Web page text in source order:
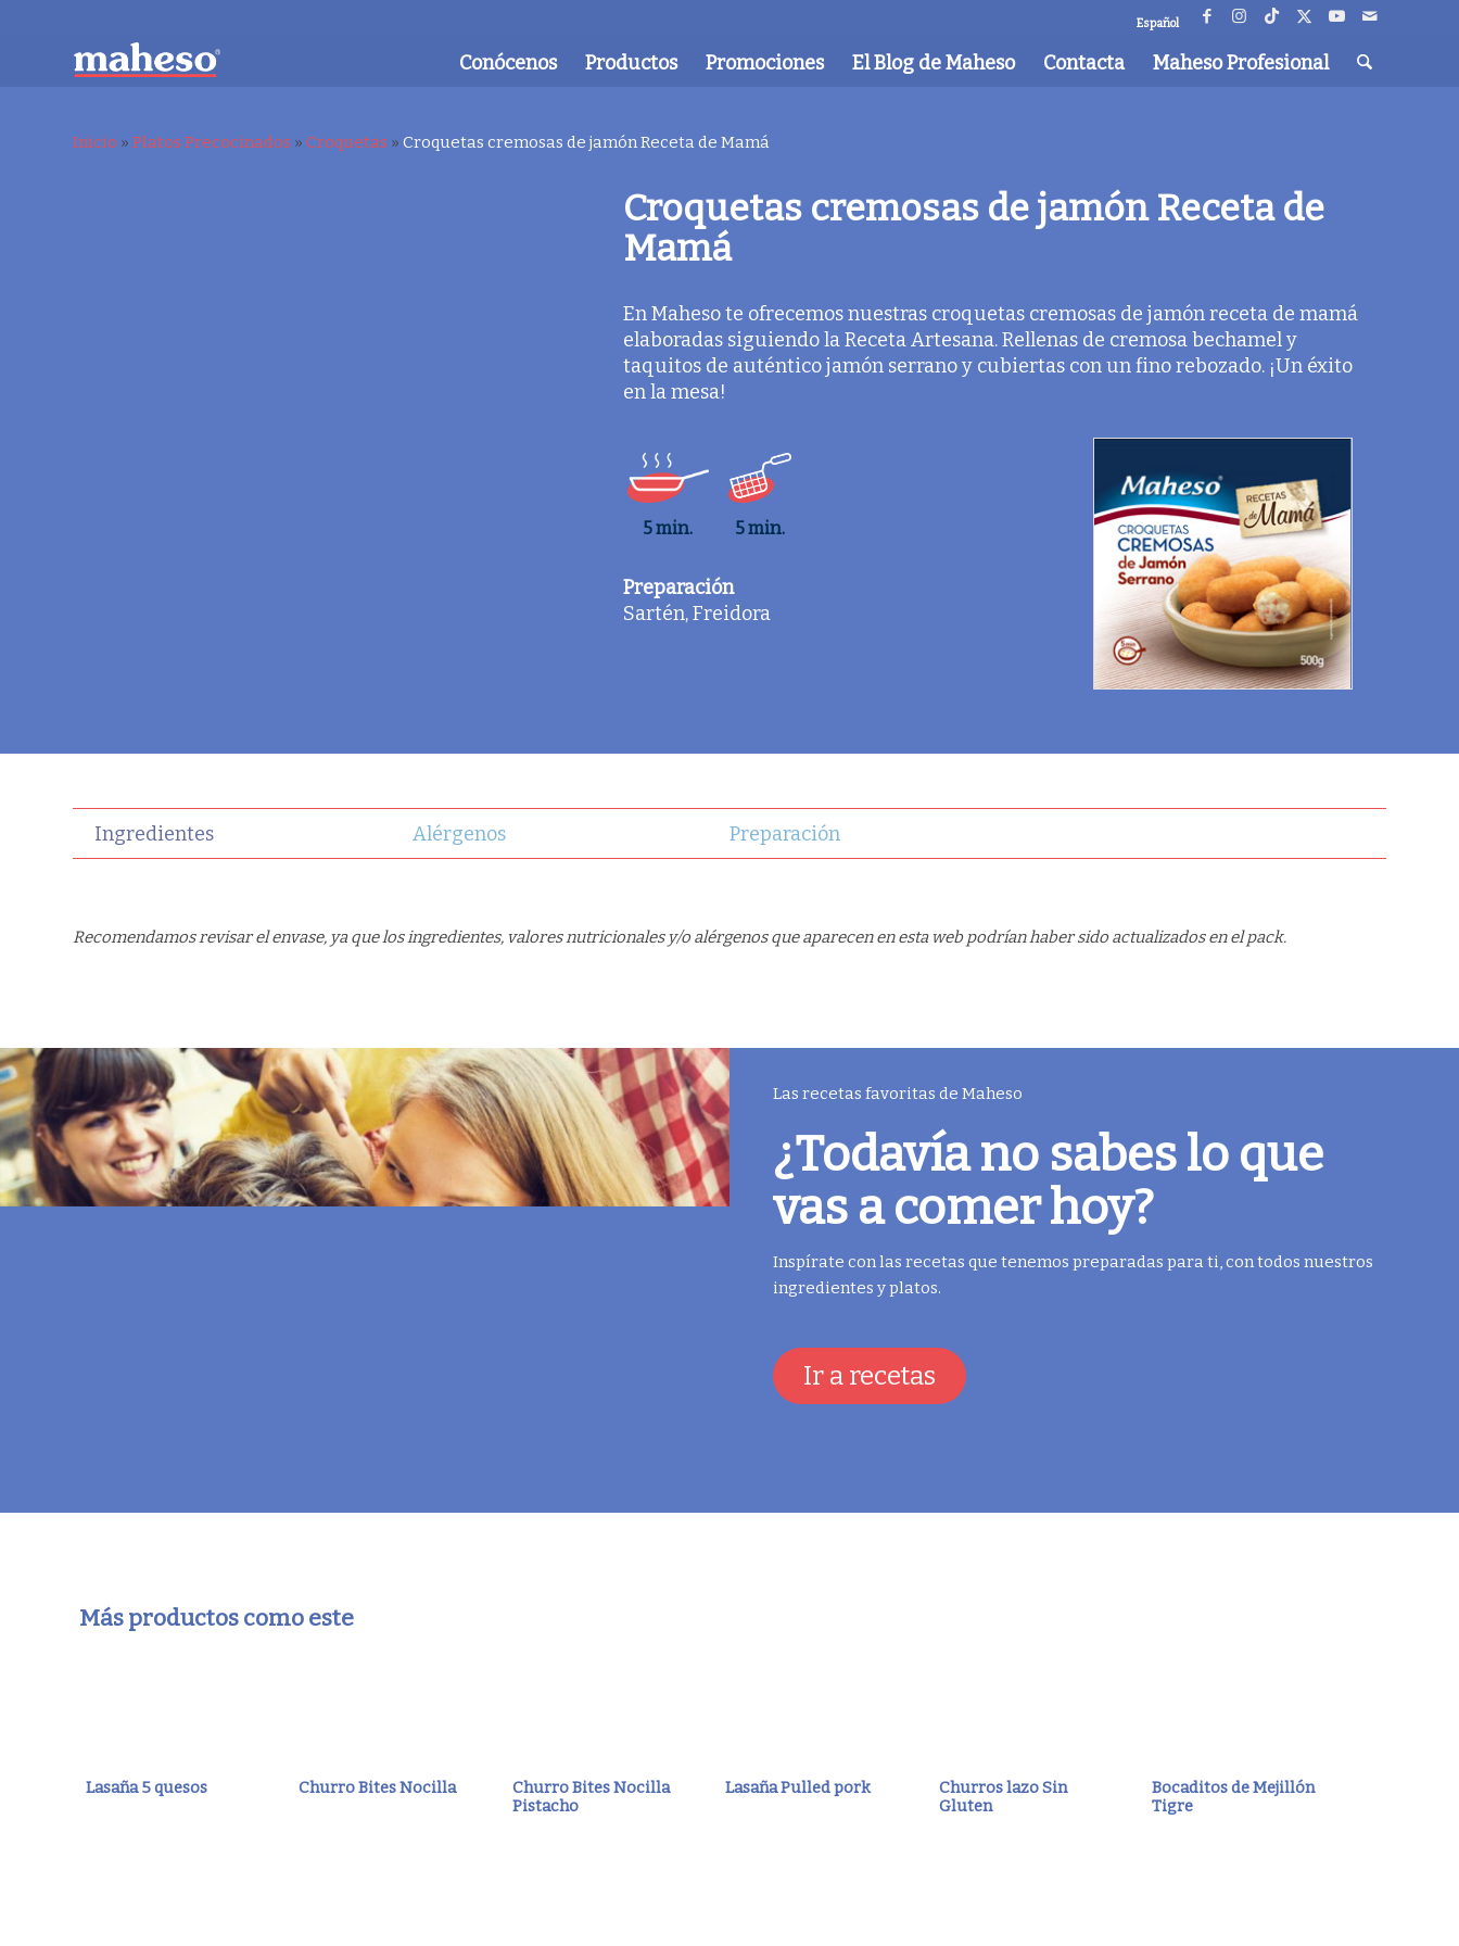
Español
Conócenos Productos Promociones El Blog de Maheso Contacta Maheso Profesional
Inicio » Platos Precocinados » Croquetas » Croquetas cremosas de jamón Receta de Mamá
Croquetas cremosas de jamón Receta de
Mamá
En Maheso te ofrecemos nuestras croquetas cremosas de jamón receta de mamá
elaboradas siguiendo la Receta Artesana. Rellenas de cremosa bechamel y
taquitos de auténtico jamón serrano y cubiertas con un fino rebozado. ¡Un éxito
en la mesa!
5 min. 5 min.
Preparación
Sartén, Freidora
Ingredientes Alérgenos Preparación
Recomendamos revisar el envase, ya que los ingredientes, valores nutricionales y/o alérgenos que aparecen en esta web podrían haber sido actualizados en el pack.
Las recetas favoritas de Maheso
¿Todavía no sabes lo que
vas a comer hoy?
Inspírate con las recetas que tenemos preparadas para ti, con todos nuestros
ingredientes y platos.
Ir a recetas
Más productos como este
Lasaña 5 quesos Churro Bites Nocilla
Churro Bites Nocilla
Pistacho
Lasaña Pulled pork
Churros lazo Sin
Gluten
Bocaditos de Mejillón
Tigre